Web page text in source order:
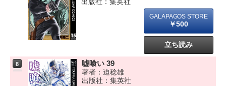
￥500
立ち読み
8 嘘喰い 39
著者：迫稔雄
出版社：集英社